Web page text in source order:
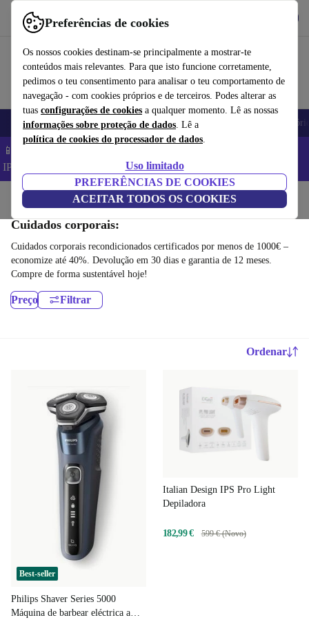
Preferências de cookies
Os nossos cookies destinam-se principalmente a mostrar-te
conteúdos mais relevantes. Para que isto funcione corretamente,
pedimos o teu consentimento para analisar o teu comportamento de
navegação - com cookies próprios e de terceiros. Podes alterar as
tuas configurações de cookies a qualquer momento. Lê as nossas
informações sobre proteção de dados. Lê a
política de cookies do processador de dados.
Uso limitado
PREFERÊNCIAS DE COOKIES
ACEITAR TODOS OS COOKIES
Use o refurbed de forma rápida e fácil
Telemóveis Computadores Portáteis Tablets
📱 Poupa 5% EXTRA em todos os iPhones – Código:
IPHONEDEAL –
Início Saúde e beleza
Cuidados corporais:
Cuidados corporais recondicionados certificados por menos de 1000€ –
economize até 40%. Devolução em 30 dias e garantia de 12 meses.
Compre de forma sustentável hoje!
Preço Filtrar
Ordenar
Best-seller
Philips Shaver Series 5000
Máquina de barbear eléctrica a
Italian Design IPS Pro Light
Depiladora
182,99 € 599 € (Novo)